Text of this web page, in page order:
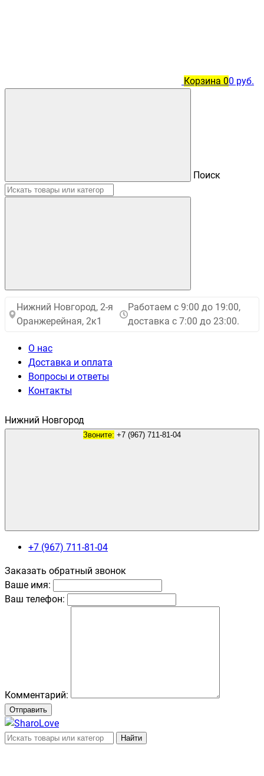
Корзина 00 руб.
Поиск
Нижний Новгород, 2-я
Оранжерейная, 2к1
Работаем с 9:00 до 19:00,
доставка с 7:00 до 23:00.
О нас
Доставка и оплата
Вопросы и ответы
Контакты
Нижний Новгород
Звоните:
+7 (967) 711-81-04
Заказать обратный звонок
Ваше имя:
Ваш телефон:
Комментарий:
Отправить
Найти